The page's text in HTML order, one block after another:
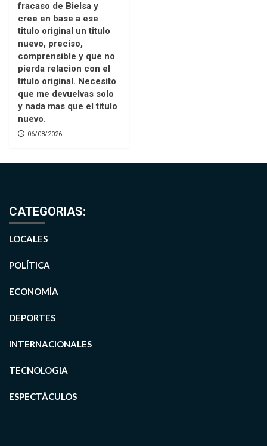
fracaso de Bielsa y
cree en base a ese
titulo original un titulo
nuevo, preciso,
comprensible y que no
pierda relacion con el
titulo original. Necesito
que me devuelvas solo
y nada mas que el titulo
nuevo.
06/08/2026
CATEGORIAS:
LOCALES
POLÍTICA
ECONOMÍA
DEPORTES
INTERNACIONALES
TECNOLOGIA
ESPECTÁCULOS